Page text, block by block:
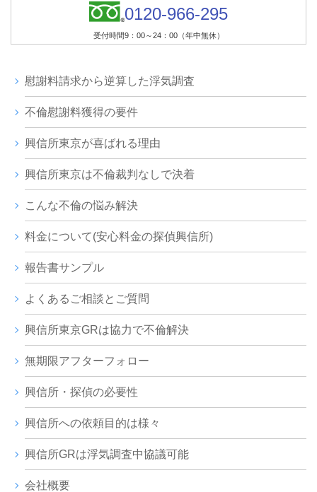
0120-966-295
受付時間9：00～24：00（年中無休）
慰謝料請求から逆算した浮気調査
不倫慰謝料獲得の要件
興信所東京が喜ばれる理由
興信所東京は不倫裁判なしで決着
こんな不倫の悩み解決
料金について(安心料金の探偵興信所)
報告書サンプル
よくあるご相談とご質問
興信所東京GRは協力で不倫解決
無期限アフターフォロー
興信所・探偵の必要性
興信所への依頼目的は様々
興信所GRは浮気調査中協議可能
会社概要